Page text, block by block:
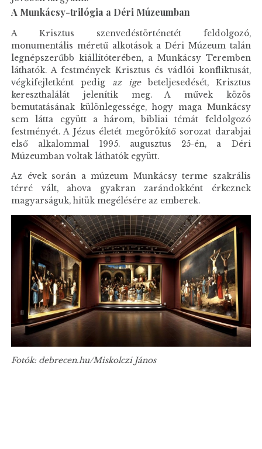
A Munkácsy-trilógia a Déri Múzeumban
A Krisztus szenvedéstörténetét feldolgozó,
monumentális méretű alkotások a Déri Múzeum talán
legnépszerűbb kiállítóterében, a Munkácsy Teremben
láthatók. A festmények Krisztus és vádlói konfliktusát,
végkifejletként pedig az igebeteljesedését, Krisztus
kereszthalálát jelenítik meg. A művek közös
bemutatásának különlegessége, hogy maga Munkácsy
sem látta együtt a három, bibliai témát feldolgozó
festményét. A Jézus életét megörökítő sorozat darabjai
első alkalommal 1995. augusztus 25-én, a Déri
Múzeumban voltak láthatók együtt.
Az évek során a múzeum Munkácsy terme szakrális
térré vált, ahova gyakran zarándokként érkeznek
magyarságuk, hitük megélésére az emberek.
Fotók: debrecen.hu/Miskolczi János